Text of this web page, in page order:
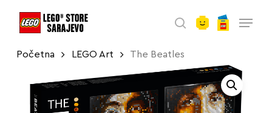
search
Početna LEGO Art The Beatles